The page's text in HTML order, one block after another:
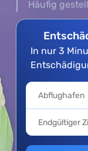
Häufig
In nur 3